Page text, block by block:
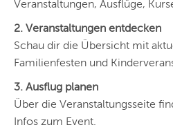
DRESDEN
NÜRNBERG
Veranstaltungen, Ausflüge,
2. Veranstaltungen entdecken
Schau dir die Übersicht mit
Familienfesten und
3. Ausflug planen
Über die Veranstaltungsseite
Infos zum Event.